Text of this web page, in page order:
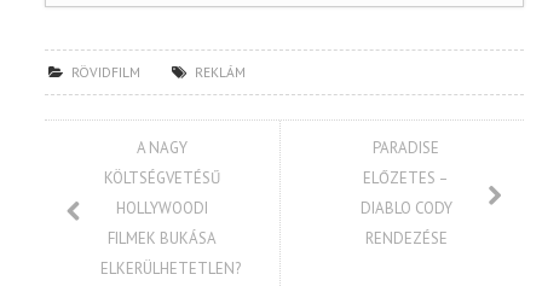
RÖVIDFILM REKLÁM
A NAGY
KÖLTSÉGVETÉSŰ
HOLLYWOODI
FILMEK BUKÁSA
ELKERÜLHETETLEN?
PARADISE
ELŐZETES –
DIABLO CODY
RENDEZÉSE